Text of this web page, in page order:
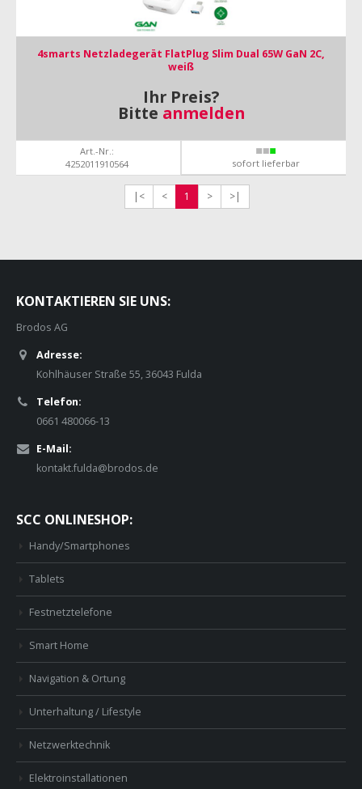
4smarts Netzladegerät FlatPlug Slim Dual 65W GaN 2C,
weiß
Ihr Preis?
Bitte anmelden
Art.-Nr.:
4252011910564
sofort lieferbar
|< < 1 > >|
KONTAKTIEREN SIE UNS:
Brodos AG
Adresse:
Kohlhäuser Straße 55, 36043 Fulda
Telefon:
0661 480066-13
E-Mail:
kontakt.fulda@brodos.de
SCC ONLINESHOP:
Handy/Smartphones
Tablets
Festnetztelefone
Smart Home
Navigation & Ortung
Unterhaltung / Lifestyle
Netzwerktechnik
Elektroinstallationen